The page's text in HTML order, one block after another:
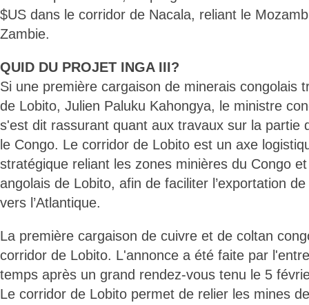
$US dans le corridor de Nacala, reliant le
Zambie.
QUID DU PROJET INGA III?
Si une première cargaison de minerais congolais
de Lobito, Julien Paluku Kahongya, le ministre
s'est dit rassurant quant aux travaux sur la partie
le Congo. Le corridor de Lobito est un axe
stratégique reliant les zones minières du Congo
angolais de Lobito, afin de faciliter l’exportation
vers l’Atlantique.
La première cargaison de cuivre et de coltan
corridor de Lobito. L'annonce a été faite par
temps après un grand rendez-vous tenu le 5
Le corridor de Lobito permet de relier les mines